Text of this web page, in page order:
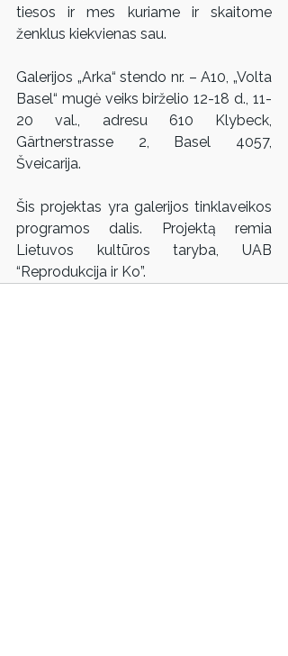
tiesos ir mes kuriame ir skaitome
ženklus kiekvienas sau.
Galerijos „Arka“ stendo nr. – A10, „Volta
Basel“ mugė veiks birželio 12-18 d., 11-
20 val., adresu 610 Klybeck,
Gärtnerstrasse 2, Basel 4057,
Šveicarija.
Šis projektas yra galerijos tinklaveikos
programos dalis. Projektą remia
Lietuvos kultūros taryba, UAB
“Reprodukcija ir Ko”.